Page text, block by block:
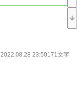
2022.08.28 23:50171文字